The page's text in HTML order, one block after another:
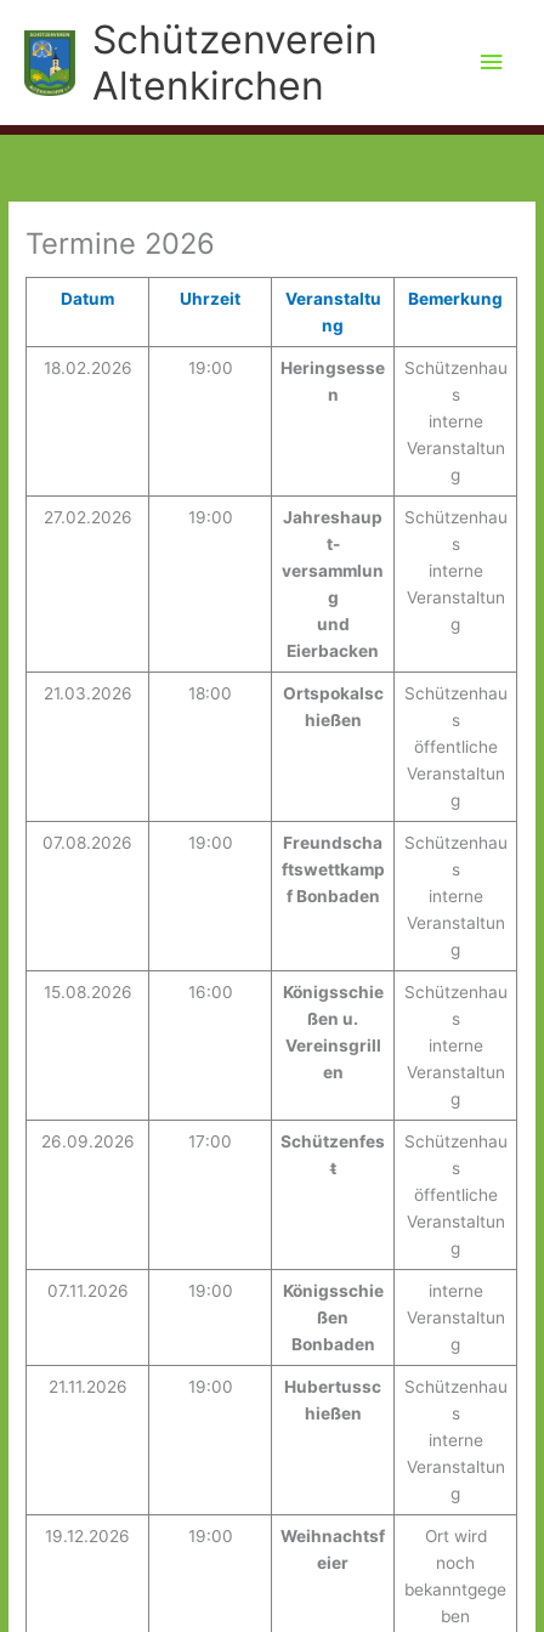
Inhalt
springen
Schützenverein
Altenkirchen
Termine 2026
Datum Uhrzeit
Veranstaltu
ng
Bemerkung
18.02.2026 19:00
Heringsesse
n
Schützenhau
s
interne
Veranstaltun
g
27.02.2026 19:00
Jahreshaup
t-
versammlun
g
und
Eierbacken
Schützenhau
s
interne
Veranstaltun
g
21.03.2026 18:00
Ortspokalsc
hießen
Schützenhau
s
öffentliche
Veranstaltun
g
07.08.2026 19:00
Freundscha
ftswettkamp
f Bonbaden
Schützenhau
s
interne
Veranstaltun
g
15.08.2026 16:00
Königsschie
ßen u.
Vereinsgrill
en
Schützenhau
s
interne
Veranstaltun
g
26.09.2026 17:00
Schützenfes
t
Schützenhau
s
öffentliche
Veranstaltun
g
07.11.2026 19:00
Königsschie
ßen
Bonbaden
interne
Veranstaltun
g
21.11.2026 19:00
Hubertussc
hießen
Schützenhau
s
interne
Veranstaltun
g
19.12.2026 19:00
Weihnachtsf
eier
Ort wird
noch
bekanntgege
ben